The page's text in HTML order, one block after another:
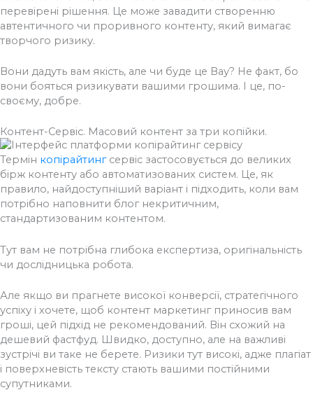
перевірені рішення. Це може завадити створенню
автентичного чи проривного контенту, який вимагає
творчого ризику.
Вони дадуть вам якість, але чи буде це Вау? Не факт, бо
вони бояться ризикувати вашими грошима. І це, по-
своєму, добре.
Контент-Сервіс. Масовий контент за три копійки.
Термін копірайтингсервіс застосовується до великих
бірж контенту або автоматизованих систем. Це, як
правило, найдоступніший варіант і підходить, коли вам
потрібно наповнити блог некритичним,
стандартизованим контентом.
Тут вам не потрібна глибока експертиза, оригінальність
чи дослідницька робота.
Але якщо ви прагнете високої конверсії, стратегічного
успіху і хочете, щоб контент маркетинг приносив вам
гроші, цей підхід не рекомендований. Він схожий на
дешевий фастфуд. Швидко, доступно, але на важливі
зустрічі ви таке не берете. Ризики тут високі, адже плагіат
і поверхневість тексту стають вашими постійними
супутниками.